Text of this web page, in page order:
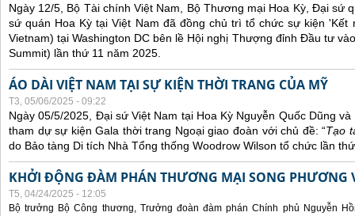
Ngày 12/5, Bộ Tài chính Việt Nam, Bộ Thương mại Hoa Kỳ, Đại sứ
sứ quán Hoa Kỳ tại Việt Nam đã đồng chủ trì tổ chức sự kiện 'Kết
Vietnam) tại Washington DC bên lề Hội nghị Thượng đỉnh Đầu tư
Summit) lần thứ 11 năm 2025.
ÁO DÀI VIỆT NAM TẠI SỰ KIỆN THỜI TRANG CỦA MỸ
T3, 05/06/2025 - 09:22
Ngày 05/5/2025, Đại sứ Việt Nam tại Hoa Kỳ Nguyễn Quốc Dũng
tham dự sự kiện Gala thời trang Ngoại giao đoàn với chủ đề: “Tạo
do Bảo tàng Di tích Nhà Tổng thống Woodrow Wilson tổ chức lần
KHỞI ĐỘNG ĐÀM PHÁN THƯƠNG MẠI SONG PHƯƠNG
T5, 04/24/2025 - 12:05
Bộ trưởng Bộ Công thương, Trưởng đoàn đàm phán Chính phủ Nguyễn